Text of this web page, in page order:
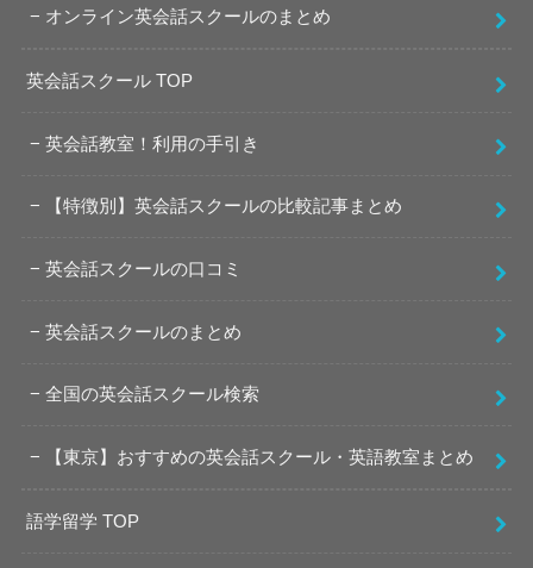
オンライン英会話スクールのまとめ
英会話スクール TOP
英会話教室！利用の手引き
【特徴別】英会話スクールの比較記事まとめ
英会話スクールの口コミ
英会話スクールのまとめ
全国の英会話スクール検索
【東京】おすすめの英会話スクール・英語教室まとめ
語学留学 TOP